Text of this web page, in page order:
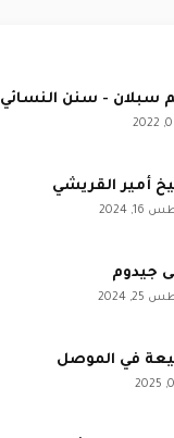
سبلان - سنن النسائي
أمير القريشي
2024
جيدوم
2024
في الموصل